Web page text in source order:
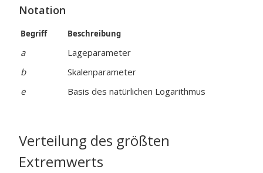
Notation
Begriff Beschreibung
a
Lageparameter
b
Skalenparameter
e
Basis des natürlichen Logarithmus
Verteilung des größten
Extremwerts